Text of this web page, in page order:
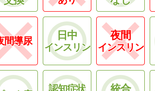
間導尿 日中
インスリン
夜間
インスリン
認知症状